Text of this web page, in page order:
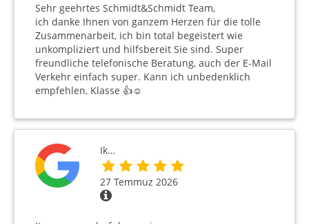
Sehr geehrtes Schmidt&Schmidt Team,
ich danke Ihnen von ganzem Herzen für die tolle
Zusammenarbeit, ich bin total begeistert wie
unkompliziert und hilfsbereit Sie sind. Super
freundliche telefonische Beratung, auch der E-Mail
Verkehr einfach super. Kann ich unbedenklich
empfehlen, Klasse 👍☺️
Ik…
27 Temmuz 2026